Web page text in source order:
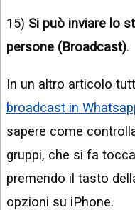
15) Si può inviare lo
persone (Broadcast).
In un altro articolo
broadcast in
sapere come
gruppi, che si fa
premendo il tasto
opzioni su iPhone.